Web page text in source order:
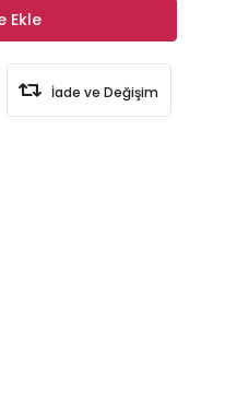
Ekle
İade ve Değişim